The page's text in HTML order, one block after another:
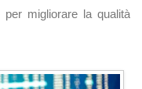
migliorare la qualità